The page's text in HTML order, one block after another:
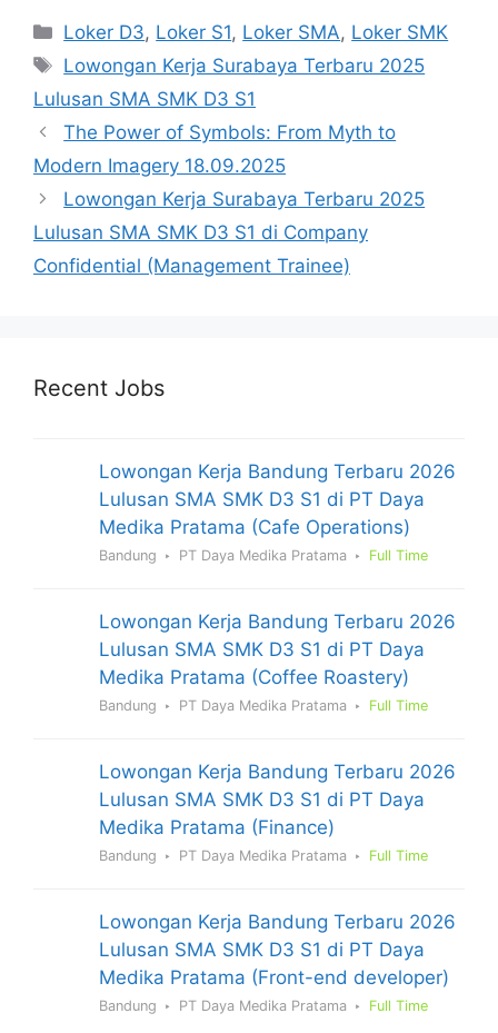
Kategori
Loker D3, Loker S1, Loker SMA, Loker SMK
Tag
Lowongan Kerja Surabaya Terbaru 2025
Lulusan SMA SMK D3 S1
The Power of Symbols: From Myth to
Modern Imagery 18.09.2025
Lowongan Kerja Surabaya Terbaru 2025
Lulusan SMA SMK D3 S1 di Company
Confidential (Management Trainee)
Recent Jobs
Lowongan Kerja Bandung Terbaru 2026
Lulusan SMA SMK D3 S1 di PT Daya
Medika Pratama (Cafe Operations)
Bandung PT Daya Medika Pratama Full Time
Lowongan Kerja Bandung Terbaru 2026
Lulusan SMA SMK D3 S1 di PT Daya
Medika Pratama (Coffee Roastery)
Bandung PT Daya Medika Pratama Full Time
Lowongan Kerja Bandung Terbaru 2026
Lulusan SMA SMK D3 S1 di PT Daya
Medika Pratama (Finance)
Bandung PT Daya Medika Pratama Full Time
Lowongan Kerja Bandung Terbaru 2026
Lulusan SMA SMK D3 S1 di PT Daya
Medika Pratama (Front-end developer)
Bandung PT Daya Medika Pratama Full Time